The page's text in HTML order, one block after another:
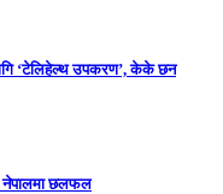
‘टेलिहेल्थ उपकरण’, केके छन
नेपालमा छलफल